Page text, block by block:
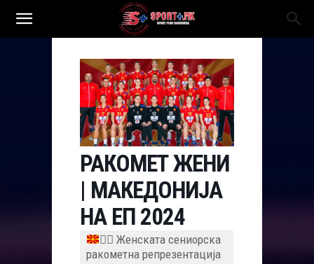
РАКОМЕТ ЖЕНИ
| МАКЕДОНИЈА
НА ЕП 2024
🤾‍♀️ Женската сениорска
ракометна репрезентација